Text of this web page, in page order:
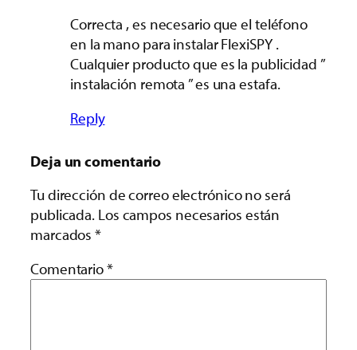
Correcta , es necesario que el teléfono
en la mano para instalar FlexiSPY .
Cualquier producto que es la publicidad ”
instalación remota ” es una estafa.
Reply
Deja un comentario
Tu dirección de correo electrónico no será
publicada. Los campos necesarios están
marcados*
Comentario*